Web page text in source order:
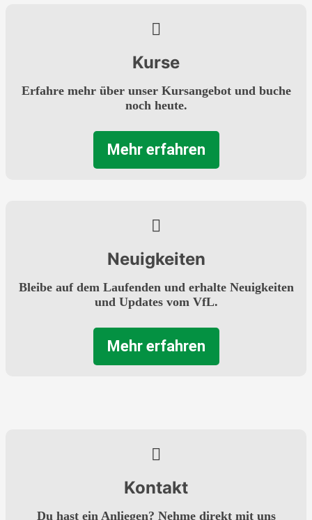
Kurse
Erfahre mehr über unser Kursangebot und buche
noch heute.
Mehr erfahren
Neuigkeiten
Bleibe auf dem Laufenden und erhalte Neuigkeiten
und Updates vom VfL.
Mehr erfahren
Kontakt
Du hast ein Anliegen? Nehme direkt mit uns